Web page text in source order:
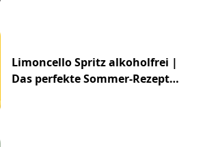
Limoncello Spritz alkoholfrei |
Das perfekte Sommer-Rezept